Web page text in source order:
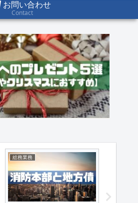
お問い合わせ
Contact
警防業務